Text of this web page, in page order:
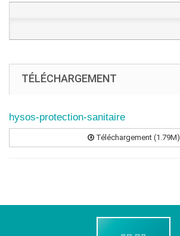
TÉLÉCHARGEMENT
hysos-protection-sanitaire
Téléchargement (1.79M)